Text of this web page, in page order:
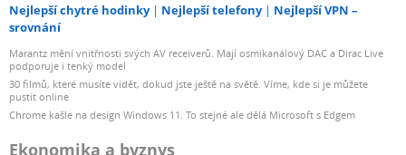
Nejlepší chytré hodinky Nejlepší telefony
Nejlepší VPN –
srovnání
Marantz mění vnitřnosti svých AV receiverů. Mají osmikanálový DAC a Dirac Live
podporuje i tenký model
30 filmů, které musíte vidět, dokud jste ještě na světě. Víme, kde si je můžete
pustit online
Chrome kašle na design Windows 11. To stejné ale dělá Microsoft s Edgem
Ekonomika a byznys